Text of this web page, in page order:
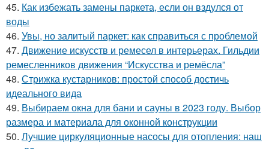
45. Как избежать замены паркета, если он вздулся от
воды
46. Увы, но залитый паркет: как справиться с проблемой
47. Движение искусств и ремесел в интерьерах. Гильдии
ремесленников движения “Искусства и ремёсла”
48. Стрижка кустарников: простой способ достичь
идеального вида
49. Выбираем окна для бани и сауны в 2023 году. Выбор
размера и материала для оконной конструкции
50. Лучшие циркуляционные насосы для отопления: наш